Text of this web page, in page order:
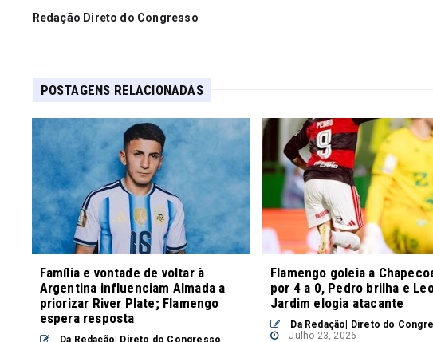
Redação Direto do Congresso
POSTAGENS RELACIONADAS
Família e vontade de voltar à
Argentina influenciam Almada a
priorizar River Plate; Flamengo
espera resposta
Da Redação| Direto do Congresso
Flamengo goleia a
por 4 a 0, Pedro brilha e
Jardim elogia atacante
Da Redação| Direto do
Julho 23, 2026